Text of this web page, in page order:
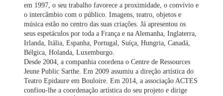
em 1997, o seu trabalho favorece a proximidade, o convívio e
o intercâmbio com o público. Imagens, teatro, objetos e
música estão no centro das suas criações. Já apresentou os
seus espetáculos por toda a França e na Alemanha, Inglaterra,
Irlanda, Itália, Espanha, Portugal, Suíça, Hungria, Canadá,
Bélgica, Holanda, Luxemburgo.
Desde 2004, a companhia coordena o Centre de Ressources
Jeune Public Sarthe. Em 2009 assumiu a direção artística do
Teatro Epidaure em Bouloire. Em 2014, a associação ACTES
confiou-lhe a coordenação artística do seu projeto e dirige